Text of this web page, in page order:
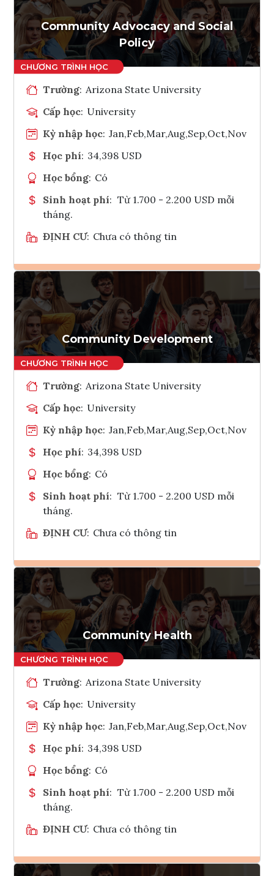
Tham vấn Interlink
Community Advocacy and Social
Policy
Trường: Arizona State University
Cấp học: University
Kỳ nhập học: Jan,Feb,Mar,Aug,Sep,Oct,Nov
Học phí: 34,398 USD
Học bổng: Có
Sinh hoạt phí: Từ 1.700 - 2.200 USD mỗi
tháng.
ĐỊNH CƯ: Chưa có thông tin
Ghi danh
Tham vấn Interlink
Community Development
Trường: Arizona State University
Cấp học: University
Kỳ nhập học: Jan,Feb,Mar,Aug,Sep,Oct,Nov
Học phí: 34,398 USD
Học bổng: Có
Sinh hoạt phí: Từ 1.700 - 2.200 USD mỗi
tháng.
ĐỊNH CƯ: Chưa có thông tin
Ghi danh
Tham vấn Interlink
Community Health
Trường: Arizona State University
Cấp học: University
Kỳ nhập học: Jan,Feb,Mar,Aug,Sep,Oct,Nov
Học phí: 34,398 USD
Học bổng: Có
Sinh hoạt phí: Từ 1.700 - 2.200 USD mỗi
tháng.
ĐỊNH CƯ: Chưa có thông tin